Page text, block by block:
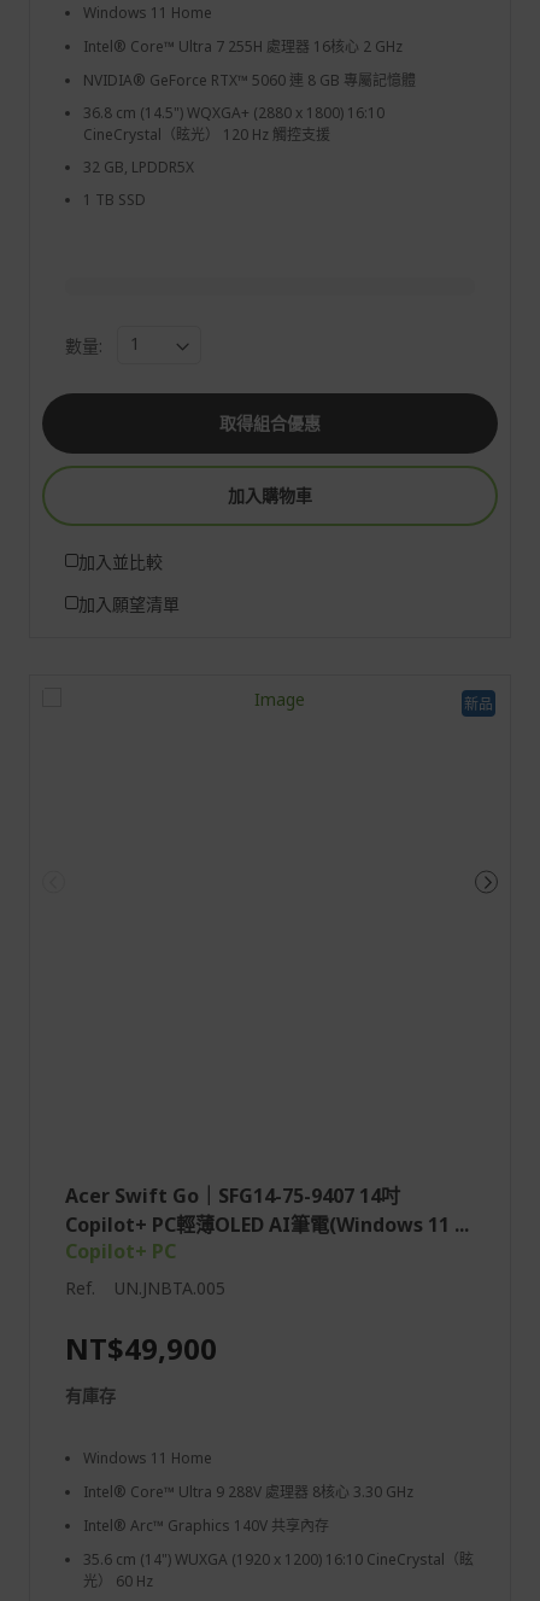
Windows 11 Home
Intel® Core™ Ultra 7 255H 處理器 16核心 2 GHz
NVIDIA® GeForce RTX™ 5060 連 8 GB 專屬記憶體
36.8 cm (14.5") WQXGA+ (2880 x 1800) 16:10
CineCrystal（眩光） 120 Hz 觸控支援
32 GB, LPDDR5X
1 TB SSD
數量:
取得組合優惠
加入購物車
加入並比較
加入願望清單
新品
Acer Swift Go｜SFG14-75-9407 14吋
Copilot+ PC輕薄OLED AI筆電(Windows 11 ...
Copilot+ PC
Ref. UN.JNBTA.005
NT$49,900
有庫存
Windows 11 Home
Intel® Core™ Ultra 9 288V 處理器 8核心 3.30 GHz
Intel® Arc™ Graphics 140V 共享內存
35.6 cm (14") WUXGA (1920 x 1200) 16:10 CineCrystal（眩
光） 60 Hz